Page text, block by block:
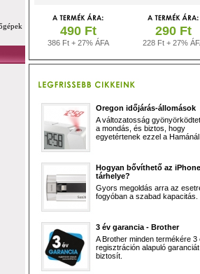
490 Ft
386 Ft + 27% ÁFA
290 Ft
228 Ft + 27%
Oregon időjárás-állomások
A változatosság
a mondás, és biztos, hogy
egyetértenek ezzel a
Hogyan bővíthető az iPhone
tárhelye?
Gyors megoldás arra az
fogyóban a szabad kapacitás.
3 év garancia - Brother
A Brother minden termékére 3
regisztráción alapuló garanciát
biztosít.